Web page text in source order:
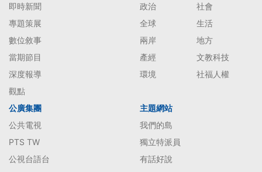
即時新聞
專題策展
數位敘事
當期節目
深度報導
觀點
政治
社會
全球
生活
兩岸
地方
產經
文教科技
環境
社福人權
公廣集團
公共電視
PTS TW
公視台語台
主題網站
我們的島
獨立特派員
有話好說